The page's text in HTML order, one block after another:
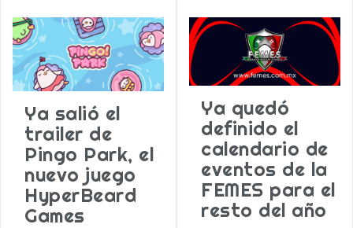
Ya salió el
trailer de
Pingo Park, el
nuevo juego
HyperBeard
Games
Ya quedó
definido el
calendario de
eventos de la
FEMES para el
resto del año